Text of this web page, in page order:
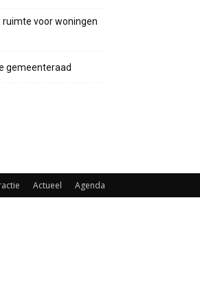
ruimte voor woningen
gemeenteraad
Actueel Agenda